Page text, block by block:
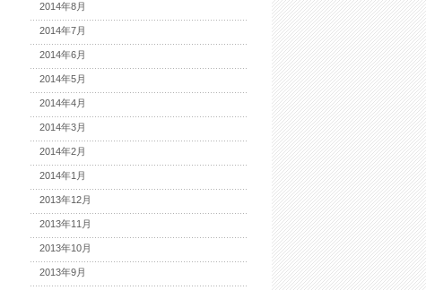
2014年8月
2014年7月
2014年6月
2014年5月
2014年4月
2014年3月
2014年2月
2014年1月
2013年12月
2013年11月
2013年10月
2013年9月